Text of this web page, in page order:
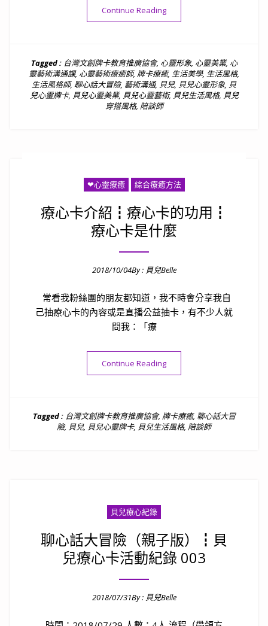
Continue Reading“貝兒療心紀錄2020/02/29”
Tagged : 台灣文創牌卡教育推廣協會, 心靈形象, 心靈美業, 心
靈藝術溝通課, 心靈藝術療癒師, 牌卡療癒, 生活美學, 生活風格,
生活風格師, 聊心話大冒險, 藝術溝通, 貝兒, 貝兒心靈形象, 貝
兒心靈牌卡, 貝兒心靈美業, 貝兒心靈藝術, 貝兒生活風格, 貝兒
穿搭風格, 陪談師
❤心靈療癒 綜合療癒方法
療心卡介紹┇療心卡的功用┇
療心卡是什麼
2018/10/04By : 貝兒Belle
常看我粉絲團的朋友都知道，我不時會分享我自
己抽療心卡的內容或是直播公益抽卡，有不少人就
問我：「療
Continue Reading“療心卡介紹┇療心卡的功用
Tagged : 台灣文創牌卡教育推廣協會, 牌卡療癒, 聊心話大冒
險, 貝兒, 貝兒心靈牌卡, 貝兒生活風格, 陪談師
貝兒療心紀錄
聊心話大冒險（親子版）┇貝
兒療心卡活動紀錄 003
2018/07/31By : 貝兒Belle